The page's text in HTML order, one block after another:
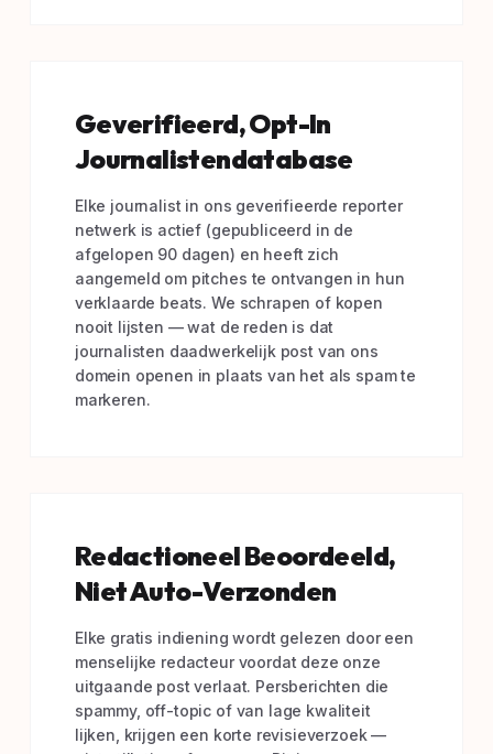
Geverifieerd, Opt-In
Journalistendatabase
Elke journalist in ons geverifieerde reporter
netwerk is actief (gepubliceerd in de
afgelopen 90 dagen) en heeft zich
aangemeld om pitches te ontvangen in hun
verklaarde beats. We schrapen of kopen
nooit lijsten — wat de reden is dat
journalisten daadwerkelijk post van ons
domein openen in plaats van het als spam te
markeren.
Redactioneel Beoordeeld,
Niet Auto-Verzonden
Elke gratis indiening wordt gelezen door een
menselijke redacteur voordat deze onze
uitgaande post verlaat. Persberichten die
spammy, off-topic of van lage kwaliteit
lijken, krijgen een korte revisieverzoek —